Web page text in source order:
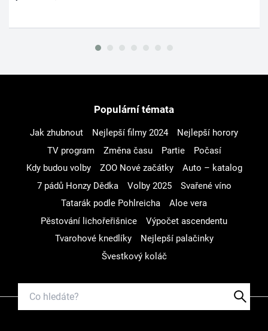
Populární témata
Jak zhubnout Nejlepší filmy 2024
Nejlepší horory
TV program
Změna času Partie
Počasí
Kdy budou volby
ZOO Nové začátky
Auto – katalog
7 pádů Honzy Dědka
Volby 2025
Svařené víno
Tatarák podle Pohlreicha
Aloe vera
Pěstování lichořeřišnice
Výpočet ascendentu
Tvarohové knedlíky
Nejlepší palačinky
Švestkový koláč